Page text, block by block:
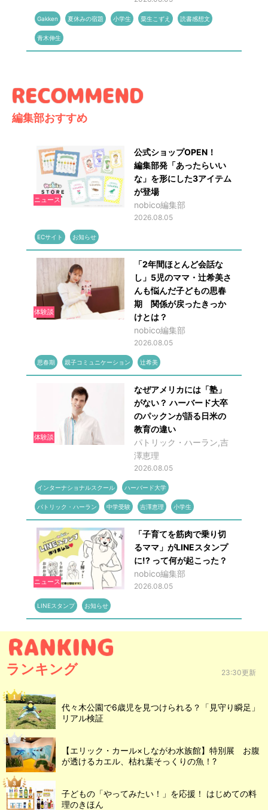
Gakken 夏休みの宿題 小学生 粟生こずえ 読書感想文
青木伸生
編集部おすすめ
ニュース
公式ショップOPEN！
編集部発「あったらいい
な」を形にした3アイテム
が登場
nobico編集部
2026.08.05
ECサイト お知らせ
体験談
「2年間ほとんど会話な
し」5児のママ・辻希美さ
んも悩んだ子どもの思春
期 関係が戻ったきっか
けとは？
nobico編集部
2026.08.05
思春期 親子コミュニケーション 辻希美
体験談
なぜアメリカには「塾」
がない？ ハーバード大卒
のパックンが語る日米の
教育の違い
パトリック・ハーラン,吉
澤恵理
2026.08.05
インターナショナルスクール ハーバード大学
パトリック・ハーラン 中学受験 吉澤恵理 小学生
ニュース
「子育てを筋肉で乗り切
るママ」がLINEスタンプ
に!? って何が起こった？
nobico編集部
2026.08.05
LINEスタンプ お知らせ
ランキング 23:30更新
代々木公園で6歳児を見つけられる？「見守り瞬足」
リアル検証
【エリック・カール×しながわ水族館】特別展 お腹
が透けるカエル、枯れ葉そっくりの魚！?
子どもの「やってみたい！」を応援！ はじめての料
理のきほん